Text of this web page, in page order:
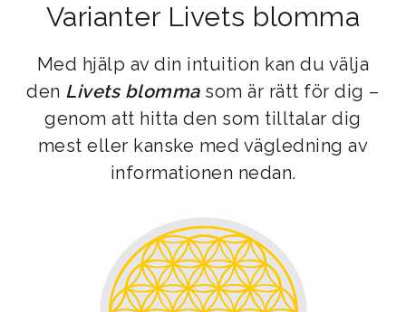
Varianter Livets blomma
Med hjälp av din intuition kan du välja
den Livets blommasom är rätt för dig –
genom att hitta den som tilltalar dig
mest eller kanske med vägledning av
informationen nedan.